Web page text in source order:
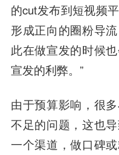
的cut发布到短视频
形成正向的圈粉导
此在做宣发的时候
宣发的利弊。”
由于预算影响，很
不足的问题，这也
一个渠道，做口碑